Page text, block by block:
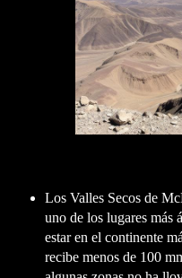
Los Valles Secos de
uno de los lugares más
estar en el continente
recibe menos de 100